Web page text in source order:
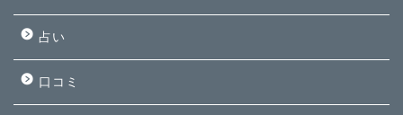
占い
口コミ